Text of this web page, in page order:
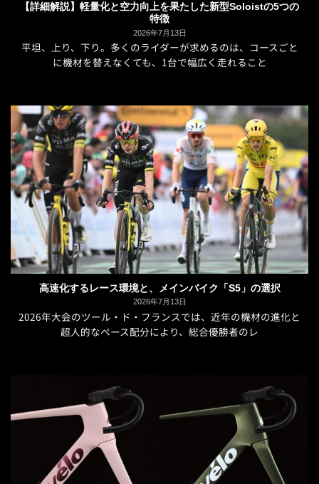
【詳細解説】軽量化と空力向上を果たした新型Soloistの5つの
特徴
2026年7月13日
平坦、上り、下り。多くのライダーが求めるのは、コースごと
に機材を替えなくても、1台で幅広く走れること
高速化するレース環境と、メインバイク「S5」の選択
2026年7月13日
2026年大会のツール・ド・フランスでは、近年の機材の進化と
超人的なペース配分により、総合優勝者のレ